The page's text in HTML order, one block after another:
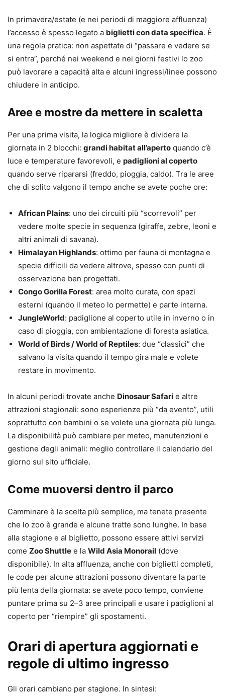
In primavera/estate (e nei periodi di maggiore affluenza)
l’accesso è spesso legato a biglietti con data specifica. È
una regola pratica: non aspettate di “passare e vedere se
si entra”, perché nei weekend e nei giorni festivi lo zoo
può lavorare a capacità alta e alcuni ingressi/linee possono
chiudere in anticipo.
Aree e mostre da mettere in scaletta
Per una prima visita, la logica migliore è dividere la
giornata in 2 blocchi: grandi habitat all’aperto quando c’è
luce e temperature favorevoli, e padiglioni al coperto
quando serve ripararsi (freddo, pioggia, caldo). Tra le aree
che di solito valgono il tempo anche se avete poche ore:
African Plains: uno dei circuiti più “scorrevoli” per
vedere molte specie in sequenza (giraffe, zebre, leoni e
altri animali di savana).
Himalayan Highlands: ottimo per fauna di montagna e
specie difficili da vedere altrove, spesso con punti di
osservazione ben progettati.
Congo Gorilla Forest: area molto curata, con spazi
esterni (quando il meteo lo permette) e parte interna.
JungleWorld: padiglione al coperto utile in inverno o in
caso di pioggia, con ambientazione di foresta asiatica.
World of Birds / World of Reptiles: due “classici” che
salvano la visita quando il tempo gira male e volete
restare in movimento.
In alcuni periodi trovate anche Dinosaur Safari e altre
attrazioni stagionali: sono esperienze più “da evento”, utili
soprattutto con bambini o se volete una giornata più lunga.
La disponibilità può cambiare per meteo, manutenzioni e
gestione degli animali: meglio controllare il calendario del
giorno sul sito ufficiale.
Come muoversi dentro il parco
Camminare è la scelta più semplice, ma tenete presente
che lo zoo è grande e alcune tratte sono lunghe. In base
alla stagione e al biglietto, possono essere attivi servizi
come Zoo Shuttle e la Wild Asia Monorail (dove
disponibile). In alta affluenza, anche con biglietti completi,
le code per alcune attrazioni possono diventare la parte
più lenta della giornata: se avete poco tempo, conviene
puntare prima su 2–3 aree principali e usare i padiglioni al
coperto per “riempire” gli spostamenti.
Orari di apertura aggiornati e
regole di ultimo ingresso
Gli orari cambiano per stagione. In sintesi: